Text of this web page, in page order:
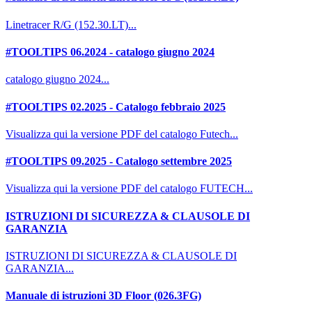
Linetracer R/G (152.30.LT)...
#TOOLTIPS 06.2024 - catalogo giugno 2024
catalogo giugno 2024...
#TOOLTIPS 02.2025 - Catalogo febbraio 2025
Visualizza qui la versione PDF del catalogo Futech...
#TOOLTIPS 09.2025 - Catalogo settembre 2025
Visualizza qui la versione PDF del catalogo FUTECH...
ISTRUZIONI DI SICUREZZA & CLAUSOLE DI
GARANZIA
ISTRUZIONI DI SICUREZZA & CLAUSOLE DI
GARANZIA...
Manuale di istruzioni 3D Floor (026.3FG)